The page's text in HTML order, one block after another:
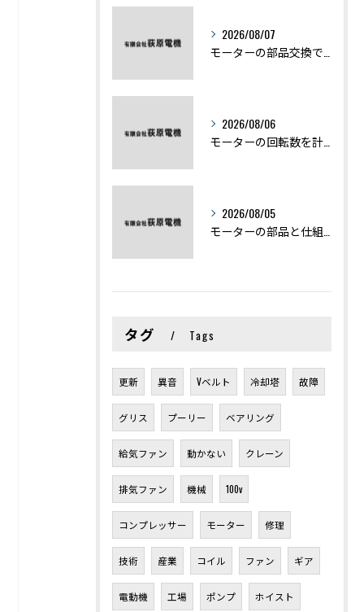
2026/08/07
2026/08/06
2026/08/05
タグ Tags
更新 異音 Vベルト 冷却塔 故障
グリス プーリー ベアリング
給気ファン 動かない クレーン
排気ファン 機械 100v
コンプレッサー モーター 修理
技術 産業 コイル ファン ギア
電動機 工場 ポンプ ホイスト